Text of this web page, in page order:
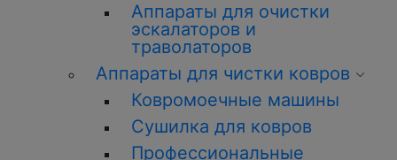
Аппараты для очистки
эскалаторов и
траволаторов
Аппараты для чистки ковров
Ковромоечные машины
Сушилка для ковров
Профессиональные